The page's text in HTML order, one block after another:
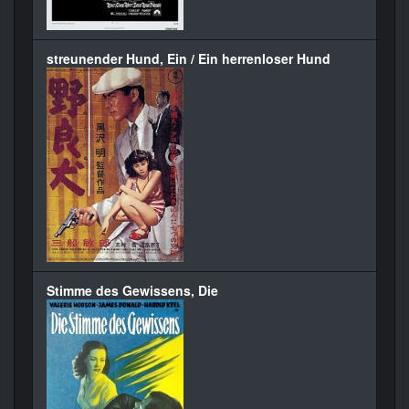
streunender Hund, Ein / Ein herrenloser Hund
Stimme des Gewissens, Die